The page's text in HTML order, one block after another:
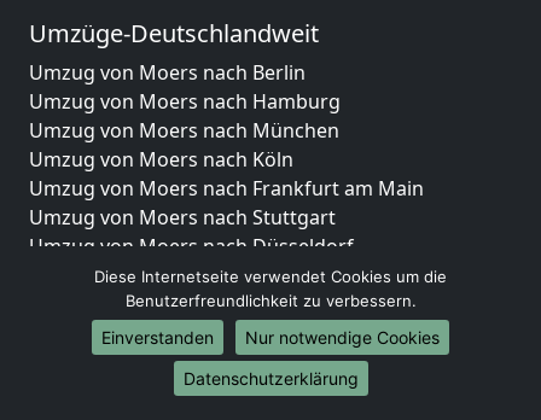
Umzüge-Deutschlandweit
Umzug von Moers nach Berlin
Umzug von Moers nach Hamburg
Umzug von Moers nach München
Umzug von Moers nach Köln
Umzug von Moers nach Frankfurt am Main
Umzug von Moers nach Stuttgart
Umzug von Moers nach Düsseldorf
Umzug von Moers nach Leipzig
Umzug von Moers nach Dortmund
Umzug von Moers nach Essen
Umzug von Moers nach Bremen
Umzug von Moers nach Dresden
Diese Internetseite verwendet Cookies um die
Benutzerfreundlichkeit zu verbessern.
Einverstanden
Nur notwendige Cookies
Datenschutzerklärung